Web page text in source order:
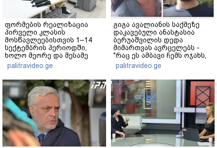
ფორმების რეალიზაცია
პირველი კლასის
მოსწავლეებისთვის 1–14
სექტემბრის პერიოდში,
ხოლო მეორე და მესამე
ეტაპებზე...
palitravideo.ge
გიგა ავალიანის საქმეზე
დაკავებული ანასტასია
ბერუაშვილის დედა
მიმართვას ავრცელებს -
"რაც ეს ამბავი ჩემს ოჯახს,
ჩემს ანასტასიას გადახდა
თავს, მის მერე მე მე არ
ვარ"
palitravideo.ge